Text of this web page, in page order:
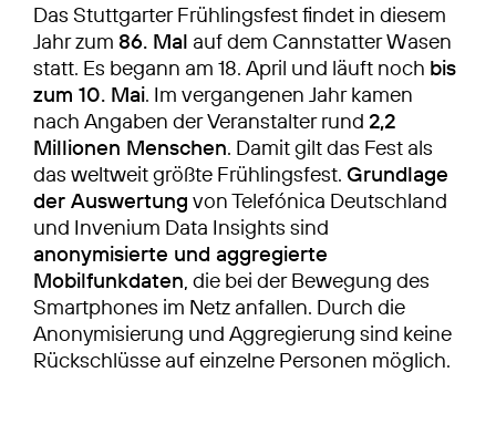
Das Stuttgarter Frühlingsfest findet in diesem
Jahr zum 86. Mal auf dem Cannstatter Wasen
statt. Es begann am 18. April und läuft noch bis
zum 10. Mai. Im vergangenen Jahr kamen
nach Angaben der Veranstalter rund 2,2
Millionen Menschen. Damit gilt das Fest als
das weltweit größte Frühlingsfest. Grundlage
der Auswertung von Telefónica Deutschland
und Invenium Data Insights sind
anonymisierte und aggregierte
Mobilfunkdaten, die bei der Bewegung des
Smartphones im Netz anfallen. Durch die
Anonymisierung und Aggregierung sind keine
Rückschlüsse auf einzelne Personen möglich.